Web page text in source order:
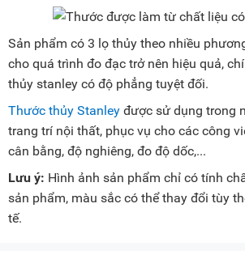
Sản phẩm có 3 lọ thủy theo nhiều
cho quá trình đo đạc trở nên hiệu quả,
thủy stanley có độ phẳng tuyệt đối.
Thước thủy Stanley được sử dụng trong
trang trí nội thất, phục vụ cho các công
cân bằng, độ nghiêng, đo độ dốc,...
Lưu ý: Hình ảnh sản phẩm chỉ có tính
sản phẩm, màu sắc có thể thay đổi tùy
tế.